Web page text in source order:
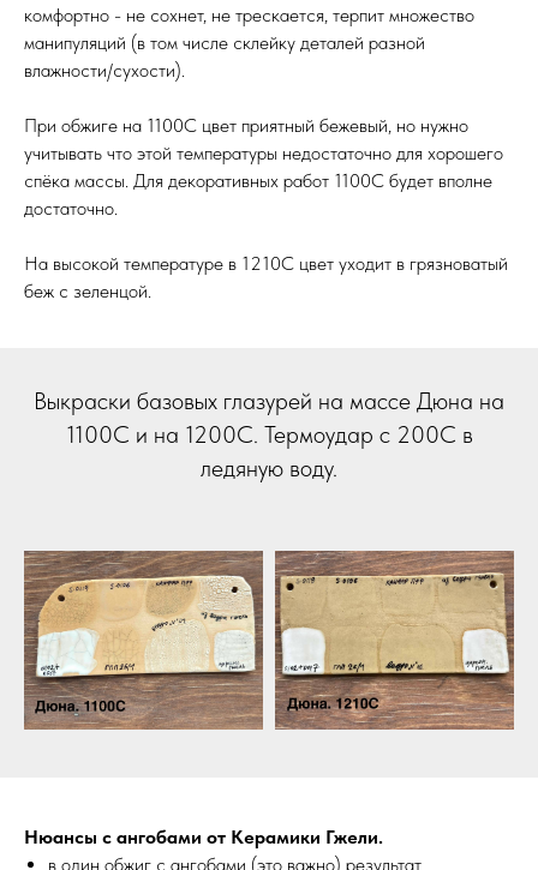
комфортно - не сохнет, не трескается, терпит множество
манипуляций (в том числе склейку деталей разной
влажности/сухости).
При обжиге на 1100С цвет приятный бежевый, но нужно
учитывать что этой температуры недостаточно для хорошего
спёка массы. Для декоративных работ 1100С будет вполне
достаточно.
На высокой температуре в 1210С цвет уходит в грязноватый
беж с зеленцой.
Выкраски базовых глазурей на массе Дюна на
1100С и на 1200С. Термоудар с 200С в
ледяную воду.
Нюансы с ангобами от Керамики Гжели.
в один обжиг с ангобами (это важно) результат